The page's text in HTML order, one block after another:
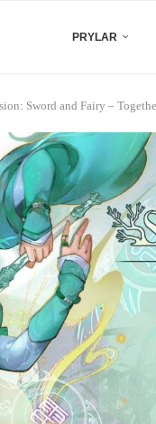
PRYLAR
Sword and Fairy –